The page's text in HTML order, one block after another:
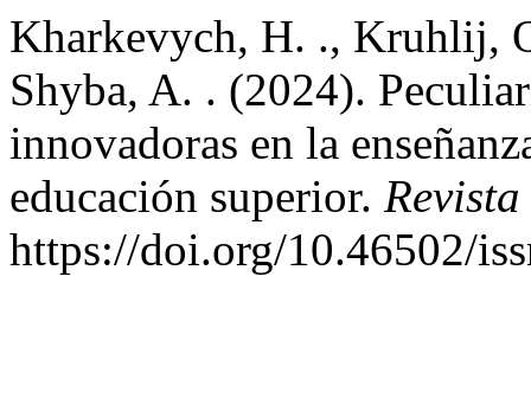
Kharkevych, H. ., Kruhlij,
Shyba, A. . (2024).
innovadoras en la
educación superior.
https://doi.org/10.46502/